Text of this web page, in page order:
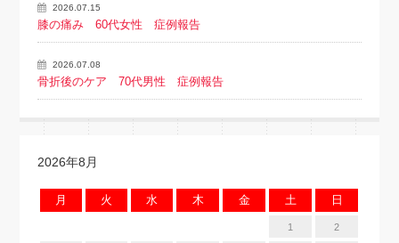
2026.07.15
膝の痛み 60代女性 症例報告
2026.07.08
骨折後のケア 70代男性 症例報告
2026年8月
月 火 水 木 金 土 日
1 2